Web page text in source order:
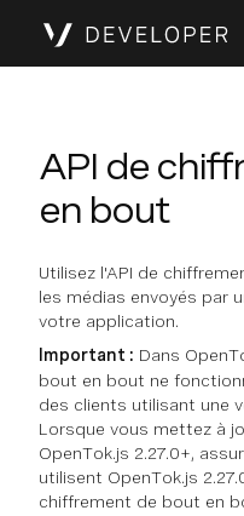
API de
en bout
Utilisez l'API de
les médias envoyés par
votre application.
Important : Dans
bout en bout ne
des clients utilisant une
Lorsque vous mettez à
OpenTok.js 2.27.0+,
utilisent OpenTok.js
chiffrement de bout en